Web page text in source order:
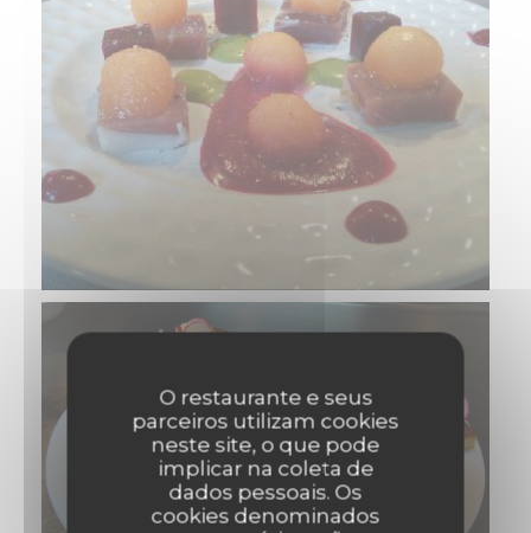
O restaurante e seus
parceiros utilizam cookies
neste site, o que pode
implicar na coleta de
dados pessoais. Os
cookies denominados